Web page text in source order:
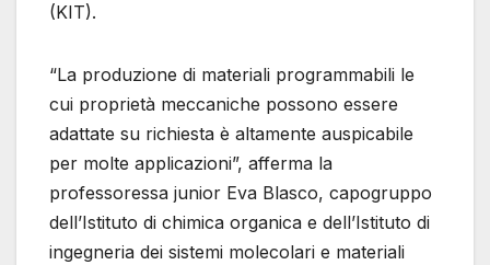
(KIT).
“La produzione di materiali programmabili le
cui proprietà meccaniche possono essere
adattate su richiesta è altamente auspicabile
per molte applicazioni”, afferma la
professoressa junior Eva Blasco, capogruppo
dell’Istituto di chimica organica e dell’Istituto di
ingegneria dei sistemi molecolari e materiali